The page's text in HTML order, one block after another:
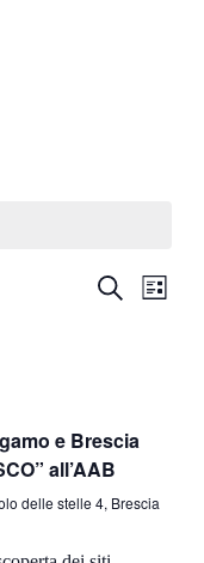
Eventi
Cerca
Lista
e Brescia
all’AAB
delle stelle 4, Brescia